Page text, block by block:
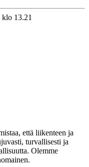
klo 13.21
että liikenteen ja
turvallisesti ja
Olemme